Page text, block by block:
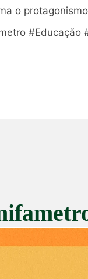
o
#Educação